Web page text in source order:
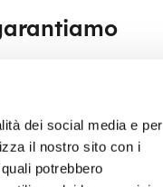
dei social media e per
il nostro sito con i
potrebbero